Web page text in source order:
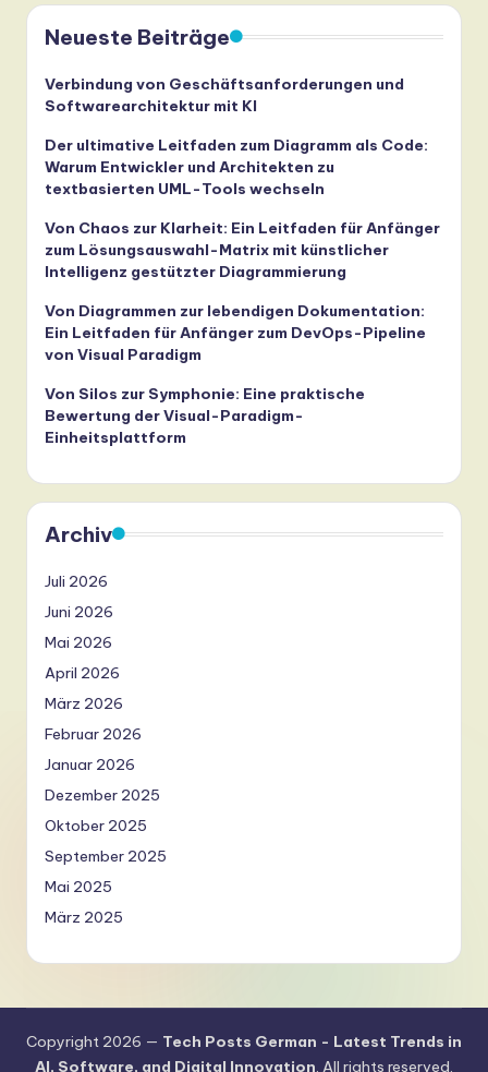
Neueste Beiträge
Verbindung von Geschäftsanforderungen und
Softwarearchitektur mit KI
Der ultimative Leitfaden zum Diagramm als Code:
Warum Entwickler und Architekten zu
textbasierten UML-Tools wechseln
Von Chaos zur Klarheit: Ein Leitfaden für Anfänger
zum Lösungsauswahl-Matrix mit künstlicher
Intelligenz gestützter Diagrammierung
Von Diagrammen zur lebendigen Dokumentation:
Ein Leitfaden für Anfänger zum DevOps-Pipeline
von Visual Paradigm
Von Silos zur Symphonie: Eine praktische
Bewertung der Visual-Paradigm-
Einheitsplattform
Archiv
Juli 2026
Juni 2026
Mai 2026
April 2026
März 2026
Februar 2026
Januar 2026
Dezember 2025
Oktober 2025
September 2025
Mai 2025
März 2025
Copyright 2026 — Tech Posts German - Latest Trends in
AI, Software, and Digital Innovation. All rights reserved.